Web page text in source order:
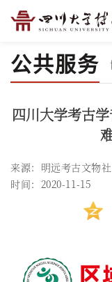
公共服务
四川大学考古
来源：明远考古文物社
时间：2020-11-15